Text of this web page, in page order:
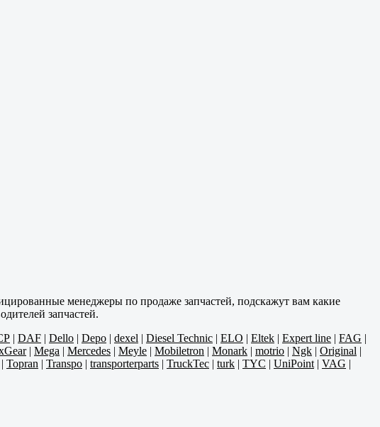
менеджеры по продаже запчастей, подскажут вам какие
запчастей.
| DAF | Dello | Depo | dexel | Diesel Technic | ELO | Eltek | Expert line | FAG |
| Mega | Mercedes | Meyle | Mobiletron | Monark | motrio | Ngk | Original |
| Topran | Transpo | transporterparts | TruckTec | turk | TYC | UniPoint | VAG |